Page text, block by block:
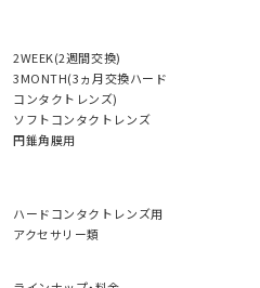
2WEEK(2週間交換)
3MONTH(3ヵ月交換ハード
コンタクトレンズ)
ソフトコンタクトレンズ
円錐角膜用
ハードコンタクトレンズ用
アクセサリー類